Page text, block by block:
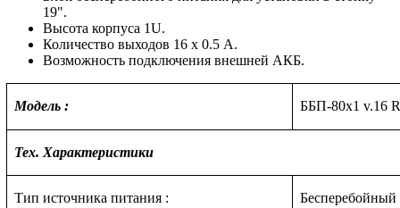
19".
Высота корпуса 1U.
Количество выходов 16 х 0.5 А.
Возможность подключения внешней АКБ.
Модель : ББП-80х1 v.16
Тех. Характеристики
Тип источника питания : Бесперебойный